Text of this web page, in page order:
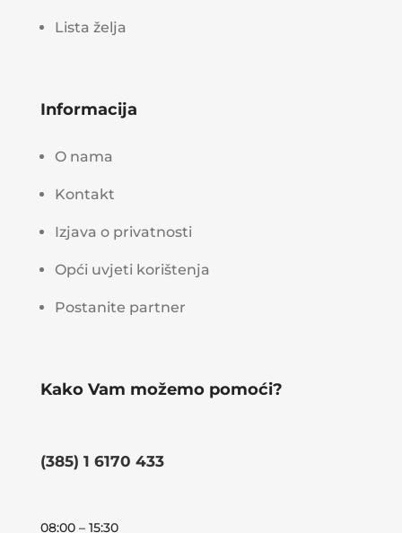
Lista želja
Informacija
O nama
Kontakt
Izjava o privatnosti
Opći uvjeti korištenja
Postanite partner
Kako Vam možemo pomoći?
(385) 1 6170 433
08:00 – 15:30